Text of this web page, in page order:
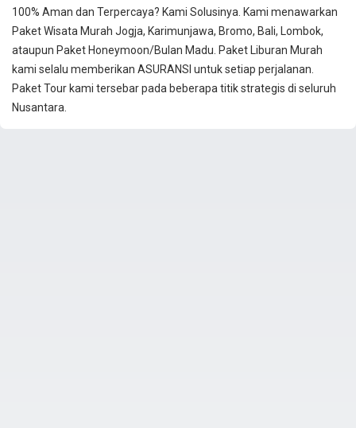
100% Aman dan Terpercaya? Kami Solusinya. Kami menawarkan
Paket Wisata Murah Jogja, Karimunjawa, Bromo, Bali, Lombok,
ataupun Paket Honeymoon/Bulan Madu. Paket Liburan Murah
kami selalu memberikan ASURANSI untuk setiap perjalanan.
Paket Tour kami tersebar pada beberapa titik strategis di seluruh
Nusantara.